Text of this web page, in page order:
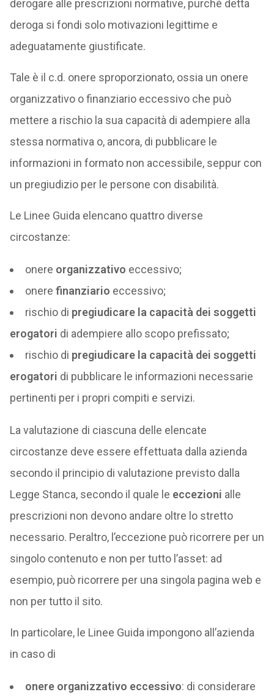
derogare alle prescrizioni normative, purché detta
deroga si fondi solo motivazioni legittime e
adeguatamente giustificate.
Tale è il c.d. onere sproporzionato, ossia un onere
organizzativo o finanziario eccessivo che può
mettere a rischio la sua capacità di adempiere alla
stessa normativa o, ancora, di pubblicare le
informazioni in formato non accessibile, seppur con
un pregiudizio per le persone con disabilità.
Le Linee Guida elencano quattro diverse
circostanze:
onere organizzativo eccessivo;
onere finanziario eccessivo;
rischio di pregiudicare la capacità dei soggetti
erogatori di adempiere allo scopo prefissato;
rischio di pregiudicare la capacità dei soggetti
erogatori di pubblicare le informazioni necessarie
pertinenti per i propri compiti e servizi.
La valutazione di ciascuna delle elencate
circostanze deve essere effettuata dalla azienda
secondo il principio di valutazione previsto dalla
Legge Stanca, secondo il quale le eccezioni alle
prescrizioni non devono andare oltre lo stretto
necessario. Peraltro, l’eccezione può ricorrere per un
singolo contenuto e non per tutto l’asset: ad
esempio, può ricorrere per una singola pagina web e
non per tutto il sito.
In particolare, le Linee Guida impongono all’azienda
in caso di
onere organizzativo eccessivo: di considerare